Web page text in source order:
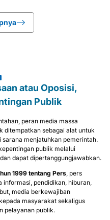
atau Oposisi,
Publik
peran media massa
ditempatkan sebagai alat untuk
menjatuhkan pemerintah.
publik melalui
dapat dipertanggungjawabkan.
1999 tentang Pers, pers
informasi, pendidikan, hiburan,
media berkewajiban
masyarakat sekaligus
pelayanan publik.